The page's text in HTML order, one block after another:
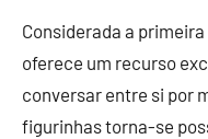
Considerada a
oferece um recurso
conversar entre si por
figurinhas torna-se